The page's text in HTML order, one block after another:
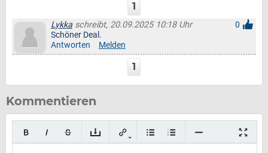
1
Lykka schreibt, 20.09.2025 10:18 Uhr
0
Schöner Deal.
Antworten
Melden
1
Kommentieren